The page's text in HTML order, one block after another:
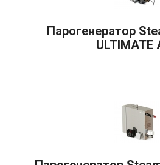
Парогенератор
ULTIMATE